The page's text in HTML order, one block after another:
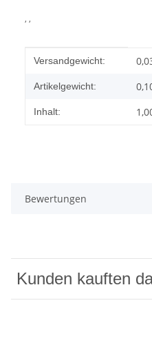
, ,
Produkteigenschaft
Wert
Versandgewicht:
Artikelgewicht:
Inhalt:
Bewertungen
Kunden kauften